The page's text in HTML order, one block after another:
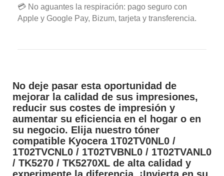
💳 No aguantes la respiración: pago seguro con
Apple y Google Pay, Bizum, tarjeta y transferencia.
No deje pasar esta oportunidad de
mejorar la calidad de sus impresiones,
reducir sus costes de impresión y
aumentar su eficiencia en el hogar o en
su negocio. Elija nuestro tóner
compatible Kyocera 1T02TV0NL0 /
1T02TVCNL0 / 1T02TVBNL0 / 1T02TVANL0
/ TK5270 / TK5270XL de alta calidad y
experimente la diferencia. ¡Invierta en su